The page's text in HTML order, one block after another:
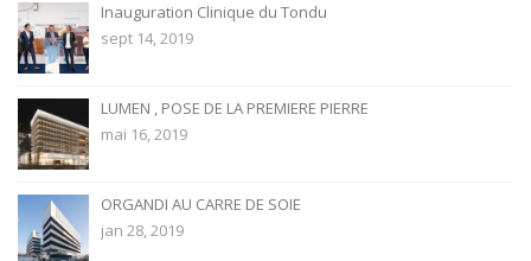
Inauguration Clinique du Tondu
sept 14, 2019
LUMEN , POSE DE LA PREMIERE PIERRE
mai 16, 2019
ORGANDI AU CARRE DE SOIE
jan 28, 2019